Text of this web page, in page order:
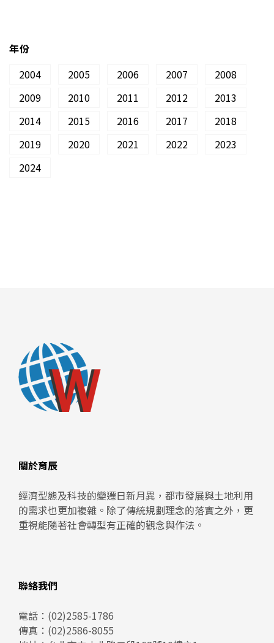
年份
2004
2005 2006 2007
2008
2009
2010 2011 2012
2013
2014
2015 2016 2017
2018
2019
2020 2021 2022
2023
2024
關於育辰
經濟型態及科技的變遷日新月異，都市發展與土地利用
的需求也更加複雜。除了傳統規劃理念的落實之外，更
重視能隨著社會轉型有正確的觀念與作法。
聯絡我們
電話： (02)2585-1786
傳真：(02)2586-8055